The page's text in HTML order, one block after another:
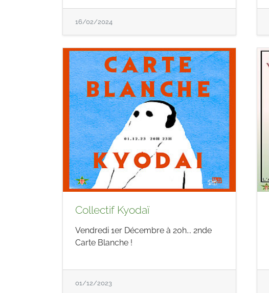
16/02/2024
Collectif Kyodaï
Vendredi 1er Décembre à 20h... 2nde
Carte Blanche !
01/12/2023